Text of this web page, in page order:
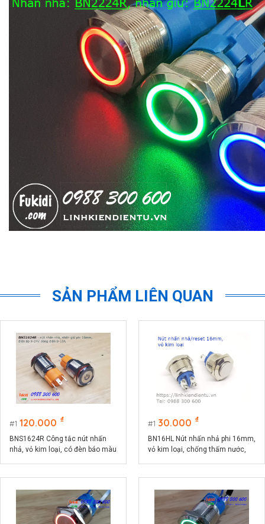
SẢN PHẨM LIÊN QUAN
1 120.000 ₫
BNS1624R Công tắc nút nhấn
nhả, vỏ kim loại, có đèn báo màu
1 30.000 ₫
BN16HL Nút nhấn nhả phi 16mm,
vỏ kim loại, chống thấm nước,